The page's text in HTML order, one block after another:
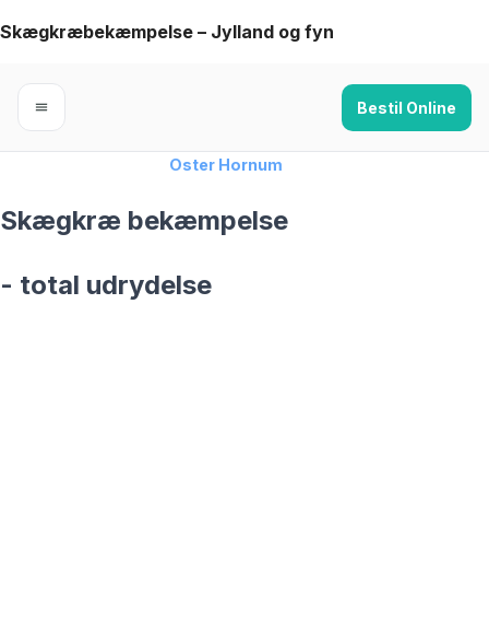
Skip
content
Skægkræbekæmpelse – Jylland og fyn
Bestil Online
Oster Hornum
Skægkræ bekæmpelse
- total udrydelse